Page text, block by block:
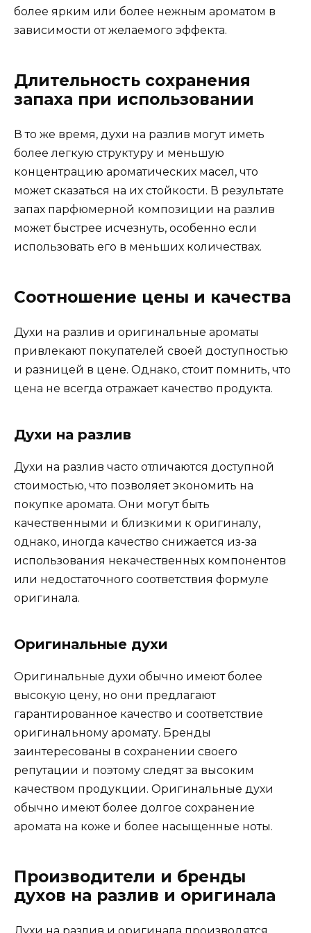
более ярким или более нежным ароматом в
зависимости от желаемого эффекта.
Длительность сохранения
запаха при использовании
В то же время, духи на разлив могут иметь
более легкую структуру и меньшую
концентрацию ароматических масел, что
может сказаться на их стойкости. В результате
запах парфюмерной композиции на разлив
может быстрее исчезнуть, особенно если
использовать его в меньших количествах.
Соотношение цены и качества
Духи на разлив и оригинальные ароматы
привлекают покупателей своей доступностью
и разницей в цене. Однако, стоит помнить, что
цена не всегда отражает качество продукта.
Духи на разлив
Духи на разлив часто отличаются доступной
стоимостью, что позволяет экономить на
покупке аромата. Они могут быть
качественными и близкими к оригиналу,
однако, иногда качество снижается из-за
использования некачественных компонентов
или недостаточного соответствия формуле
оригинала.
Оригинальные духи
Оригинальные духи обычно имеют более
высокую цену, но они предлагают
гарантированное качество и соответствие
оригинальному аромату. Бренды
заинтересованы в сохранении своего
репутации и поэтому следят за высоким
качеством продукции. Оригинальные духи
обычно имеют более долгое сохранение
аромата на коже и более насыщенные ноты.
Производители и бренды
духов на разлив и оригинала